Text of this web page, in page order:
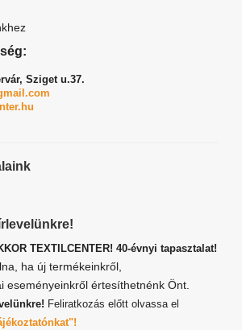
Sziget u.37.
TEXTILCENTER! 40-évnyi tapasztalat!
ha új termékeinkről,
eseményeinkről értesíthetnénk Önt.
Feliratkozás előtt olvassa el